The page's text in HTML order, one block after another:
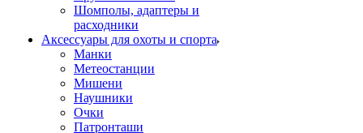
Шомполы, адаптеры и
расходники
Аксессуары для охоты и спорта
Манки
Метеостанции
Мишени
Наушники
Очки
Патронташи